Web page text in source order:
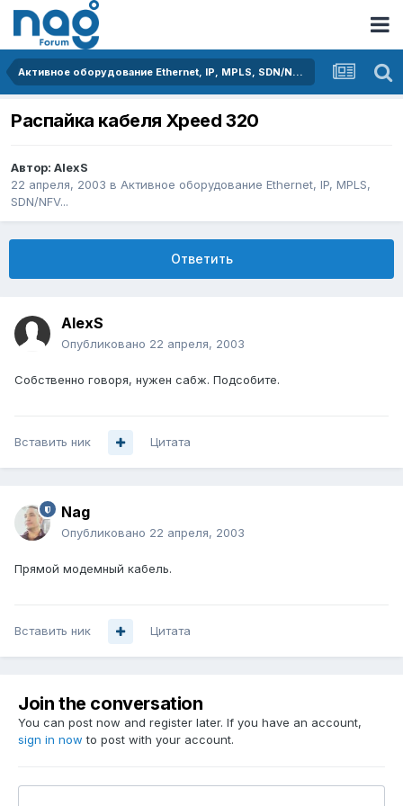
Активное оборудование Ethernet, IP, MPLS, SDN/NFV...
Распайка кабеля Xpeed 320
Автор: AlexS
22 апреля, 2003 в Активное оборудование Ethernet, IP, MPLS,
SDN/NFV...
Ответить
AlexS
Опубликовано 22 апреля, 2003
Собственно говоря, нужен сабж. Подсобите.
Вставить ник Цитата
Nag
Опубликовано 22 апреля, 2003
Прямой модемный кабель.
Вставить ник Цитата
Join the conversation
You can post now and register later. If you have an account,
sign in now to post with your account.